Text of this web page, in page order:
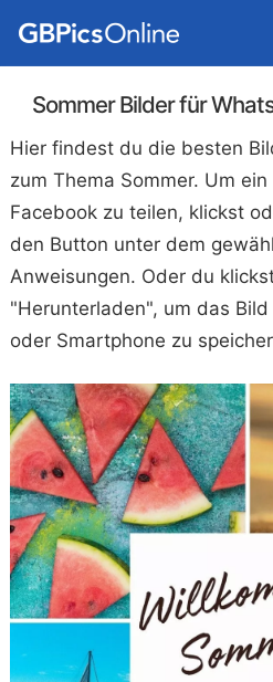
Sommer Bilder für
Hier findest du die besten
zum Thema Sommer. Um
Facebook zu teilen, klickst
den Button unter dem
Anweisungen. Oder du
"Herunterladen", um das
oder Smartphone zu